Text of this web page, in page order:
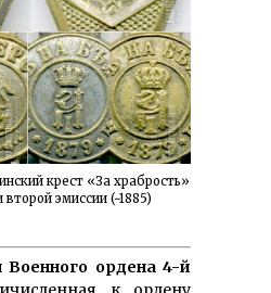
крест «За храбрость»
второй эмиссии (~1885)
Военного ордена 4-й